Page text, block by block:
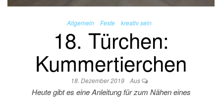
Allgemein Feste kreativ sein
18. Türchen:
Kummertierchen
18. Dezember 2019 Aus
Heute gibt es eine Anleitung für zum Nähen eines